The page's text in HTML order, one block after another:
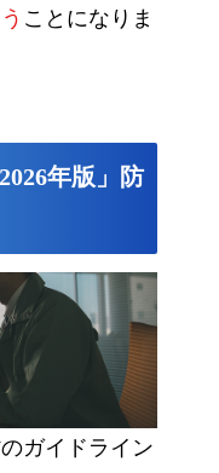
ことになりま
年版」防
ガイドライン